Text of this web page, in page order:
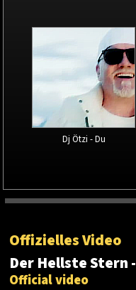
Dj Ötzi - Du
Offizielles Video
Der Hellste Stern -
Official video